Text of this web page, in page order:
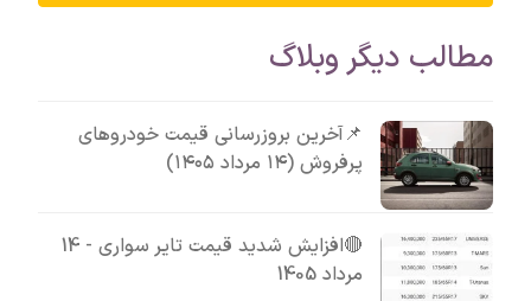
مطالب دیگر وبلاگ
📌آخرین بروزرسانی قیمت خودروهای
پرفروش (۱۴ مرداد ۱۴۰۵)
🔴افزایش شدید قیمت تایر سواری - 14
مرداد 1405